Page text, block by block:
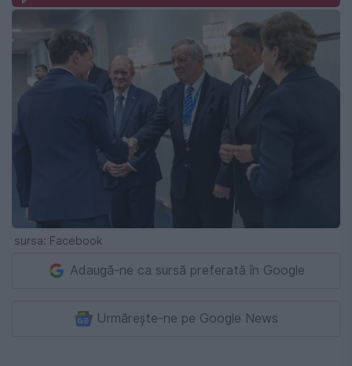
sursa: Facebook
Adaugă-ne ca sursă preferată în Google
Urmărește-ne pe Google News